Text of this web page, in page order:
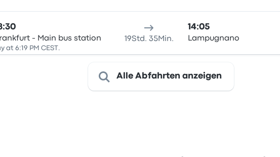
- Main bus station 19Std. 35Min.
14:05
Lampugnano
at 6:19 PM CEST.
Alle Abfahrten anzeigen